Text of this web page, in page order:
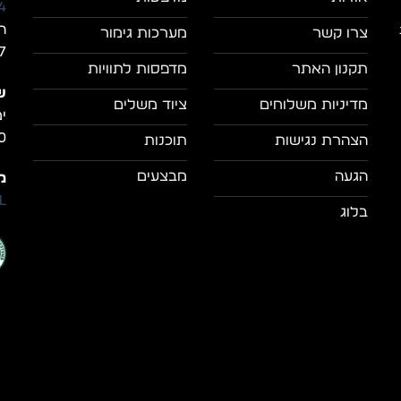
צרו קשר
תקנון האתר
מדיניות משלוחים
הצהרת נגישות
הגעה
בלוג
מערכות גימור
מדפסות לתוויות
ציוד משלים
תוכנות
מבצעים
7, מושב